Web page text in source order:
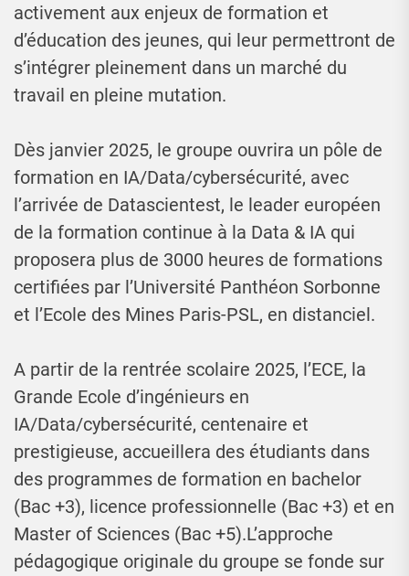
activement aux enjeux de formation et
d’éducation des jeunes, qui leur permettront de
s’intégrer pleinement dans un marché du
travail en pleine mutation.
Dès janvier 2025, le groupe ouvrira un pôle de
formation en IA/Data/cybersécurité, avec
l’arrivée de Datascientest, le leader européen
de la formation continue à la Data & IA qui
proposera plus de 3000 heures de formations
certifiées par l’Université Panthéon Sorbonne
et l’Ecole des Mines Paris-PSL, en distanciel.
A partir de la rentrée scolaire 2025, l’ECE, la
Grande Ecole d’ingénieurs en
IA/Data/cybersécurité, centenaire et
prestigieuse, accueillera des étudiants dans
des programmes de formation en bachelor
(Bac +3), licence professionnelle (Bac +3) et en
Master of Sciences (Bac +5).L’approche
pédagogique originale du groupe se fonde sur